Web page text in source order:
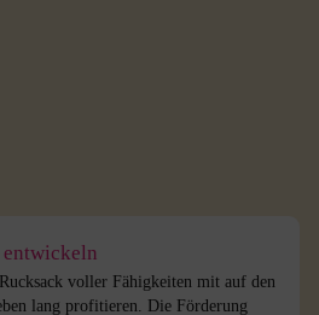
voller Fähigkeiten mit auf den
lang profitieren. Die Förderung